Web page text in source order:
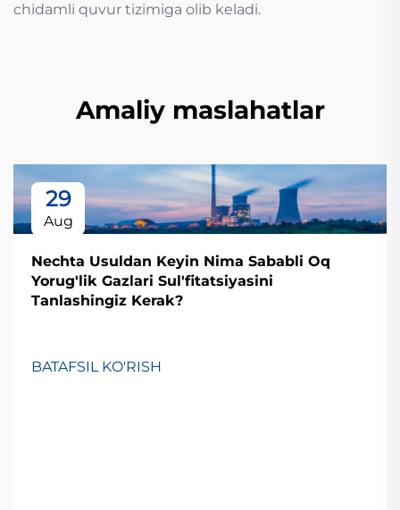
chidamli quvur tizimiga olib keladi.
Amaliy maslahatlar
29
Aug
Nechta Usuldan Keyin Nima Sababli Oq
Yorug'lik Gazlari Sul'fitatsiyasini
Tanlashingiz Kerak?
BATAFSIL KO'RISH